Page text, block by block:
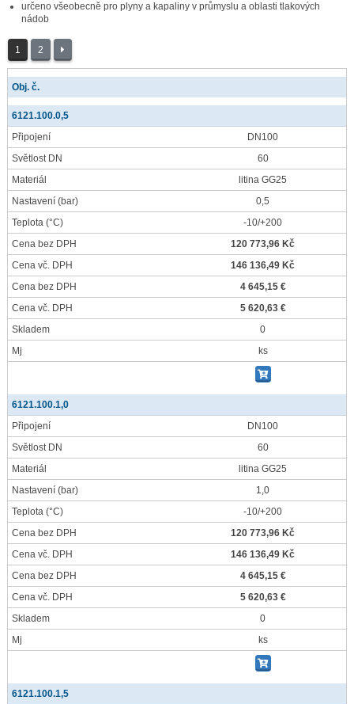
určeno všeobecně pro plyny a kapaliny v průmyslu a oblasti tlakových
nádob
1 2
Obj. č.
6121.100.0,5
Připojení
DN100
Světlost DN
60
Materiál
litina GG25
Nastavení (bar)
0,5
Teplota (°C)
-10/+200
Cena bez DPH
120 773,96 Kč
Cena vč. DPH
146 136,49 Kč
Cena bez DPH
4 645,15 €
Cena vč. DPH
5 620,63 €
Skladem
0
Mj
ks
6121.100.1,0
Připojení
DN100
Světlost DN
60
Materiál
litina GG25
Nastavení (bar)
1,0
Teplota (°C)
-10/+200
Cena bez DPH
120 773,96 Kč
Cena vč. DPH
146 136,49 Kč
Cena bez DPH
4 645,15 €
Cena vč. DPH
5 620,63 €
Skladem
0
Mj
ks
6121.100.1,5